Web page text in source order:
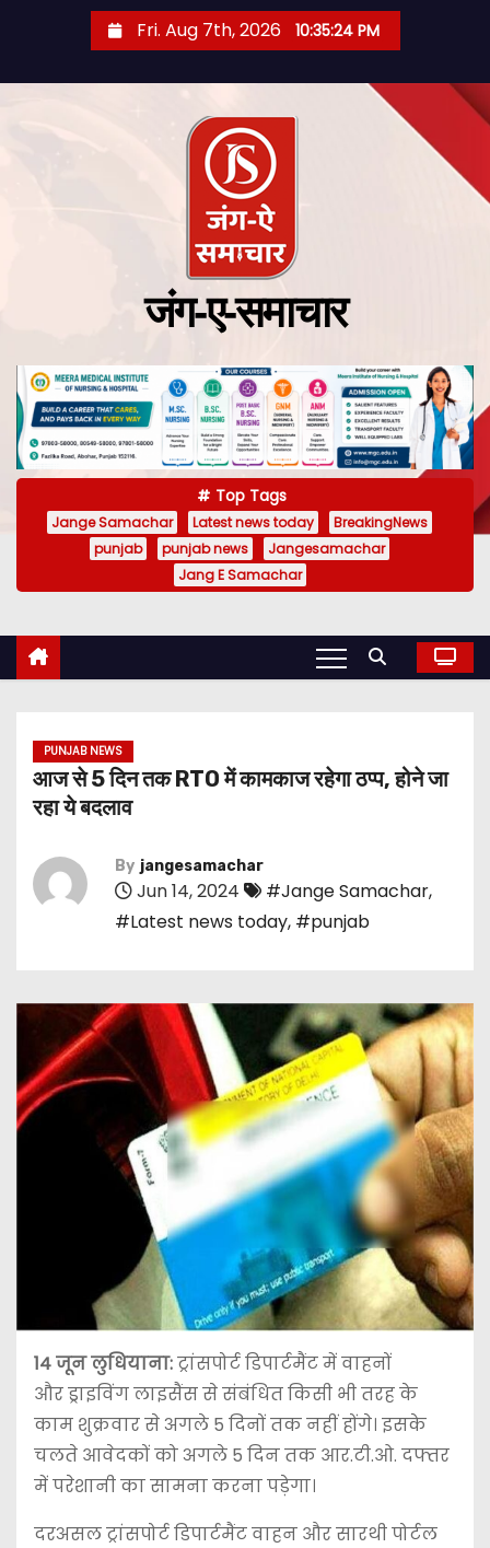
Fri. Aug 7th, 2026 10:35:25 PM
जंग-ए-समाचार
Top Tags
Jange Samachar Latest news today
BreakingNews
punjab
punjab news
Jangesamachar
Jang E Samachar
PUNJAB NEWS
आज से 5 दिन तक RTO में कामकाज रहेगा ठप्प, होने जा
रहा ये बदलाव
By jangesamachar
Jun 14, 2024 #Jange Samachar,
#Latest news today, #punjab
14 जूनलुधियाना:ट्रांसपोर्ट डिपार्टमैंट में वाहनों
और ड्राइविंग लाइसैंस से संबंधित किसी भी तरह के
काम शुक्रवार से अगले 5 दिनों तक नहीं होंगे। इसके
चलते आवेदकों को अगले 5 दिन तक आर.टी.ओ. दफ्तर
में परेशानी का सामना करना पड़ेगा।
दरअसल ट्रांसपोर्ट डिपार्टमैंट वाहन और सारथी पोर्टल